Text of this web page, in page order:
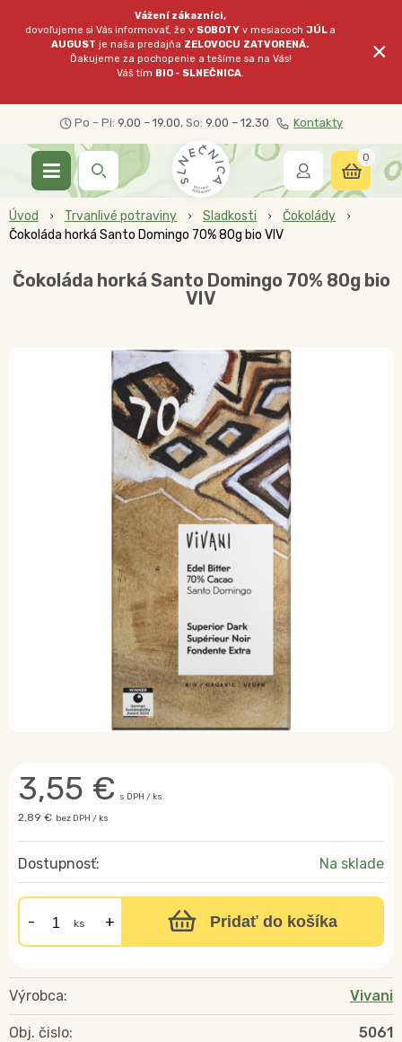
Vážení zákazníci,
dovoľujeme si Vás informovať, že v SOBOTY v mesiacochJÚL a
AUGUST je naša predajňa ZELOVOCU ZATVORENÁ.
Ďakujeme za pochopenie a tešíme sa na Vás!
Váš tím BIO - SLNEČNICA.
×
Po – Pi: 9.00 – 19.00, So: 9.00 – 12.30 Kontakty
0
Úvod Trvanlivé potraviny Sladkosti
Čokolády
Čokoláda horká Santo Domingo 70% 80g bio VIV
Čokoláda horká Santo Domingo 70% 80g bio
VIV
3,55 € s DPH / ks
2,89 € bez DPH / ks
Dostupnosť: Na sklade
ks Pridať do košíka
Výrobca: Vivani
Obj. čislo: 5061